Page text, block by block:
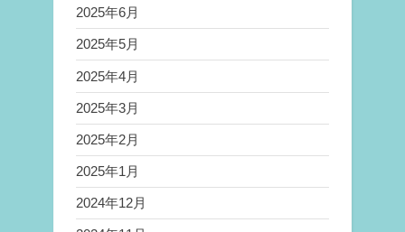
2025年6月
2025年5月
2025年4月
2025年3月
2025年2月
2025年1月
2024年12月